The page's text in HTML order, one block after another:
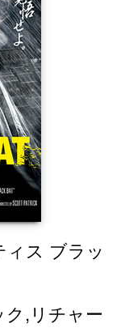
ス ブラッ
,リチャー